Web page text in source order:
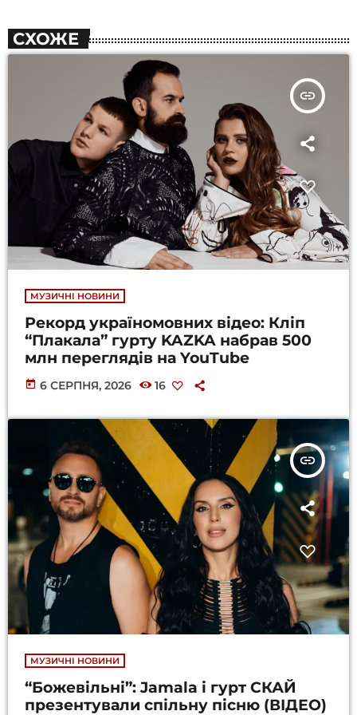
СХОЖЕ
insert_link
МУЗИЧНІ НОВИНИ
Рекорд україномовних відео: Кліп
“Плакала” гурту KAZKA набрав 500
млн переглядів на YouTube
today 6 СЕРПНЯ, 2026 16
insert_link
МУЗИЧНІ НОВИНИ
“Божевільні”: Jamala і гурт СКАЙ
презентували спільну пісню (ВІДЕО)